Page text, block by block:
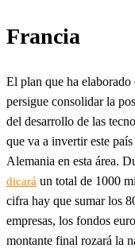
Francia
El plan que ha
persigue consolidar la
del desarrollo de las
que va a invertir este
Alemania en esta área.
dicará un total de 1000
cifra hay que sumar los
empresas, los fondos
montante final rozará la